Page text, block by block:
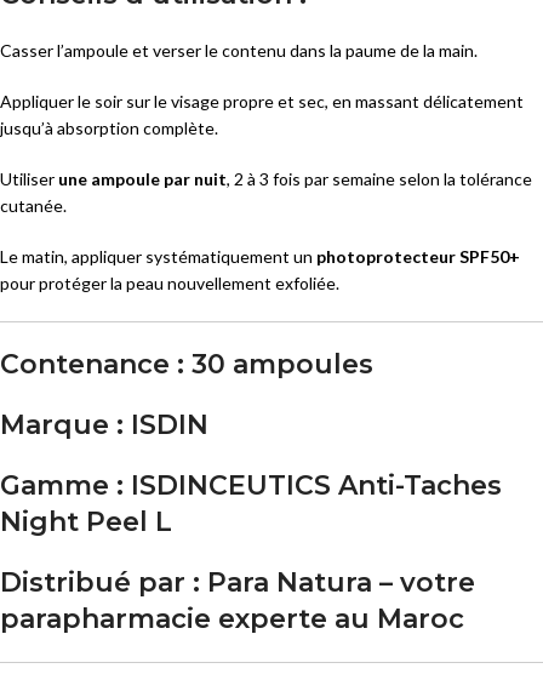
Casser l’ampoule et verser le contenu dans la paume de la main.
Appliquer le soir sur le visage propre et sec, en massant délicatement
jusqu’à absorption complète.
Utiliser une ampoule par nuit, 2 à 3 fois par semaine selon la tolérance
cutanée.
Le matin, appliquer systématiquement un photoprotecteur SPF50+
pour protéger la peau nouvellement exfoliée.
Contenance : 30 ampoules
Marque : ISDIN
Gamme : ISDINCEUTICS Anti-Taches
Night Peel L
Distribué par : Para Natura – votre
parapharmacie experte au Maroc